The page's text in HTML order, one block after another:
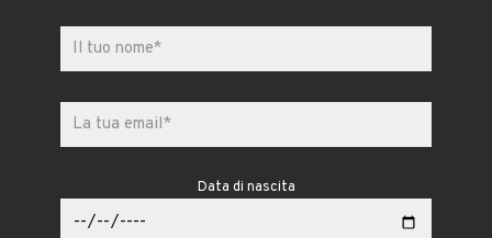
Data di nascita